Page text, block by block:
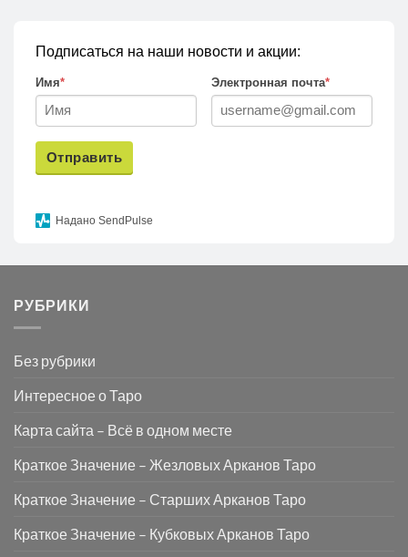
Подписаться на наши новости и акции:
Имя* Электронная почта*
Отправить
Надано SendPulse
РУБРИКИ
Без рубрики
Интересное о Таро
Карта сайта – Всё в одном месте
Краткое Значение – Жезловых Арканов Таро
Краткое Значение – Старших Арканов Таро
Краткое Значение – Кубковых Арканов Таро